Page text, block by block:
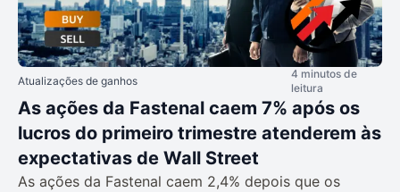
Atualizações de ganhos
4 minutos de
leitura
As ações da Fastenal caem 7% após os
lucros do primeiro trimestre atenderem às
expectativas de Wall Street
As ações da Fastenal caem 2,4% depois que os